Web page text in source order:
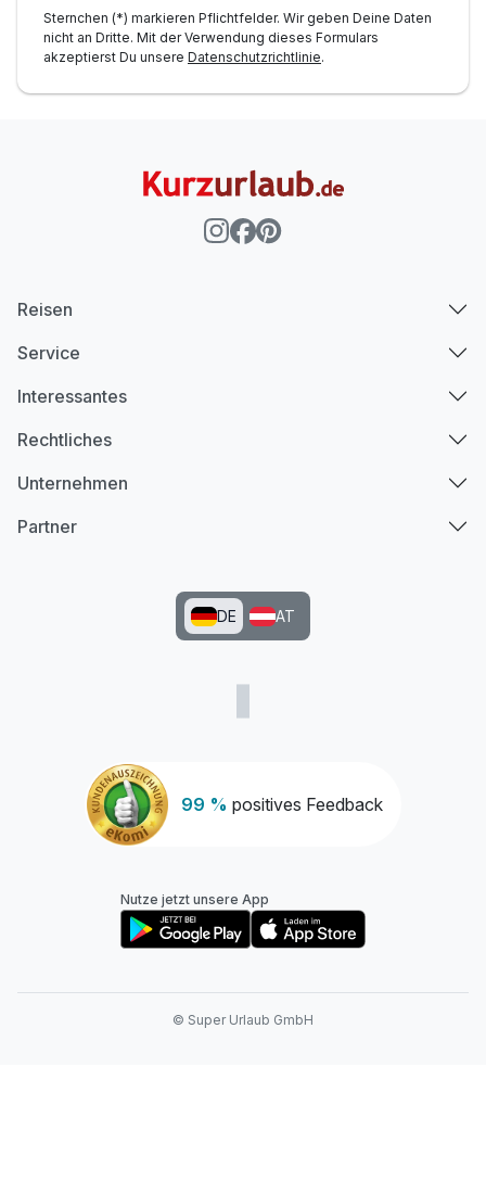
Sternchen (*) markieren Pflichtfelder. Wir geben Deine Daten
nicht an Dritte. Mit der Verwendung dieses Formulars
akzeptierst Du unsere Datenschutzrichtlinie.
99 % positives Feedback
Reisen
Service
Interessantes
Rechtliches
Unternehmen
Partner
DE AT
Nutze jetzt unsere App
© Super Urlaub GmbH